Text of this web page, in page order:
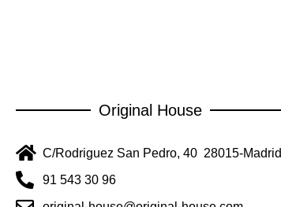
Original House
C/Rodriguez San Pedro, 40 28015-Madrid
91 543 30 96